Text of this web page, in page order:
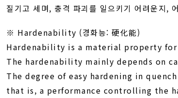
질기고 세며, 충격 파괴를 일으키기 어려운지,
※ Hardenability (경화능: 硬化能)
Hardenability is a material property for
The hardenability mainly depends on
The degree of easy hardening in
that is, a performance controlling the